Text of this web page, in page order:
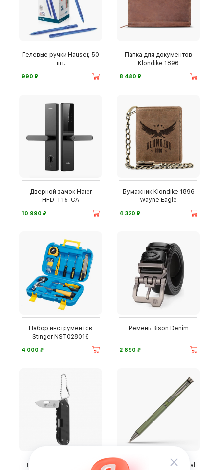
Гелевые ручки Hauser, 50
шт.
990 ⃏
Папка для документов
Klondike 1896
8 480 ⃏
Дверной замок Haier
HFD-T15-CA
10 990 ⃏
Бумажник Klondike 1896
Wayne Eagle
4 320 ⃏
Набор инструментов
Stinger NST028016
4 000 ⃏
Ремень Bison Denim
2 690 ⃏
Нож-мультитул Stinger
Ручка Pierre Cardin Royal